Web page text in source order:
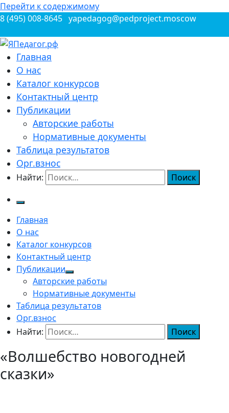
Перейти к содержимому
8 (495) 008-8645 yapedagog@pedproject.moscow
ЯПедагог.рф
Всероссийские конкурсы для педагогов
Главная
О нас
Каталог конкурсов
Контактный центр
Публикации
Авторские работы
Нормативные документы
Таблица результатов
Орг.взнос
Найти:
Главная
О нас
Каталог конкурсов
Контактный центр
Публикации
Авторские работы
Нормативные документы
Таблица результатов
Орг.взнос
Найти:
«Волшебство новогодней
сказки»